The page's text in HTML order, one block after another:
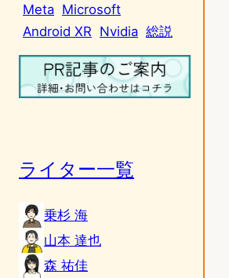
Meta Microsoft
Android XR Nvidia 総説
ライター一覧
乗杉 海
山本 達也
森 祐佳